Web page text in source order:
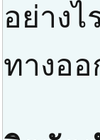
อย่าง
ทางอ